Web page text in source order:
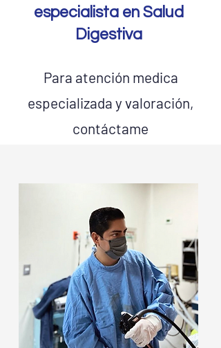
especialista en Salud
Digestiva
Para atención medica
especializada y valoración,
contáctame